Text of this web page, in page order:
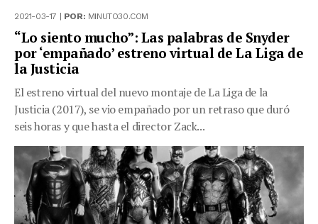
2021-03-17 | POR: MINUTO30.COM
“Lo siento mucho”: Las palabras de Snyder
por ‘empañado’ estreno virtual de La Liga de
la Justicia
El estreno virtual del nuevo montaje de La Liga de la
Justicia (2017), se vio empañado por un retraso que duró
seis horas y que hasta el director Zack...